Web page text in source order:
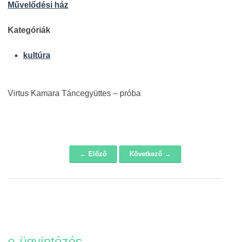
Művelődési ház
Kategóriák
kultúra
Virtus Kamara Táncegyüttes – próba
← Előző Következő →